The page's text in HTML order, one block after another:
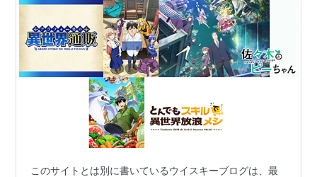
このサイトとは別に書いているウイスキーブログは、最